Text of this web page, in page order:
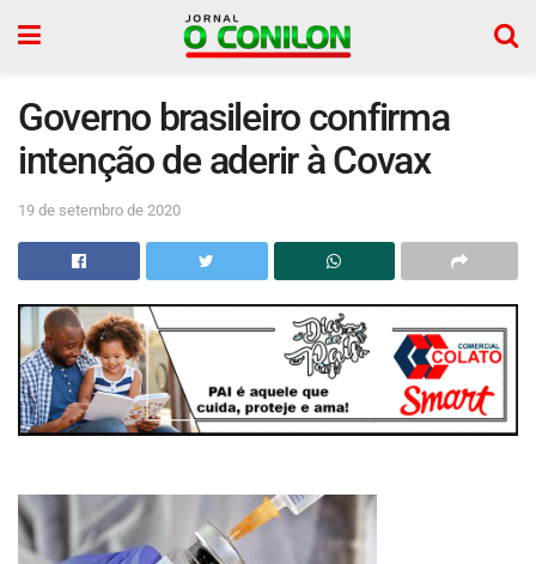
Governo brasileiro confirma
intenção de aderir à Covax
19 de setembro de 2020